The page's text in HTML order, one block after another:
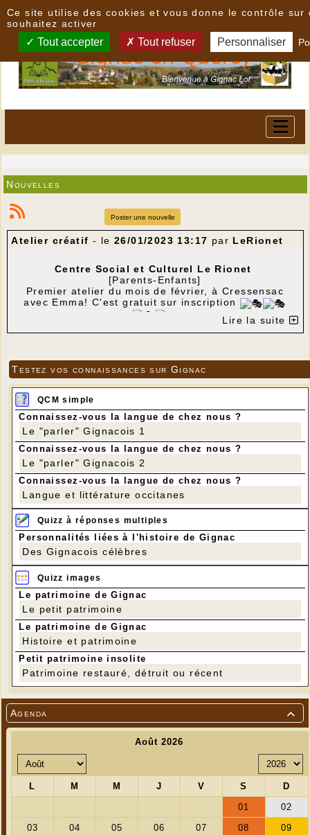

Agenda
Nouvelles
Poster une nouvelle
Atelier créatif - le 26/01/2023 13:17 par LeRionet
Centre Social et Culturel Le Rionet
[Parents-Enfants]
Premier atelier du mois de février, à Cressensac
avec Emma! C'est gratuit sur inscription
Lire la suite
Testez vos connaissances sur Gignac
QCM simple
Connaissez-vous la langue de chez nous ?
Le "parler" Gignacois 1
Connaissez-vous la langue de chez nous ?
Le "parler" Gignacois 2
Connaissez-vous la langue de chez nous ?
Langue et littérature occitanes
Quizz à réponses multiples
Personnalités liées à l'histoire de Gignac
Des Gignacois célèbres
Quizz images
Le patrimoine de Gignac
Le petit patrimoine
Le patrimoine de Gignac
Histoire et patrimoine
Petit patrimoine insolite
Patrimoine restauré, détruit ou récent
Ce site utilise des cookies et vous donne le contrôle sur
souhaitez activer
Tout accepter Tout refuser Personnaliser